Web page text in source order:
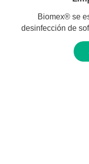
Biomex® se
desinfección de